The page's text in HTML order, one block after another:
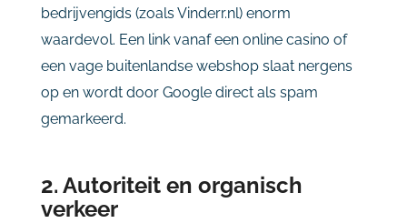
bedrijvengids (zoals Vinderr.nl) enorm
waardevol. Een link vanaf een online casino of
een vage buitenlandse webshop slaat nergens
op en wordt door Google direct als spam
gemarkeerd.
2. Autoriteit en organisch
verkeer